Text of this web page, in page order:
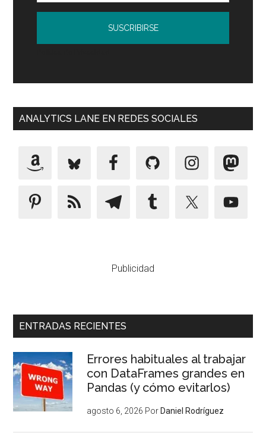
ANALYTICS LANE EN REDES SOCIALES
Publicidad
ENTRADAS RECIENTES
Errores habituales al trabajar
con DataFrames grandes en
Pandas (y cómo evitarlos)
agosto 6, 2026 Por Daniel Rodríguez